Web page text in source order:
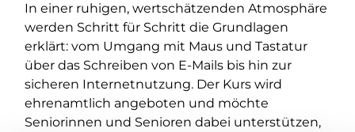
In einer ruhigen, wertschätzenden Atmosphäre
werden Schritt für Schritt die Grundlagen
erklärt: vom Umgang mit Maus und Tastatur
über das Schreiben von E-Mails bis hin zur
sicheren Internetnutzung. Der Kurs wird
ehrenamtlich angeboten und möchte
Seniorinnen und Senioren dabei unterstützen,